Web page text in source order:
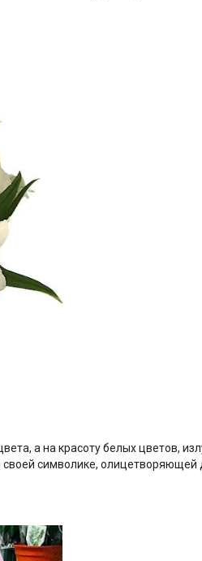
а на красоту белых цветов,
символике,